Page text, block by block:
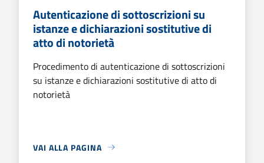
Autenticazione di sottoscrizioni su
istanze e dichiarazioni sostitutive di
atto di notorietà
Procedimento di autenticazione di sottoscrizioni
su istanze e dichiarazioni sostitutive di atto di
notorietà
VAI ALLA PAGINA